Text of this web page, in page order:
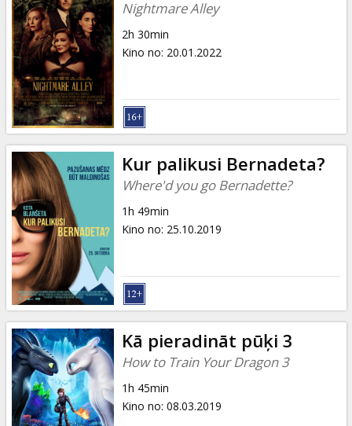
Nightmare Alley
2h 30min
Kino no: 20.01.2022
Kur palikusi Bernadeta?
Where'd you go Bernadette?
1h 49min
Kino no: 25.10.2019
Kā pieradināt pūķi 3
How to Train Your Dragon 3
1h 45min
Kino no: 08.03.2019